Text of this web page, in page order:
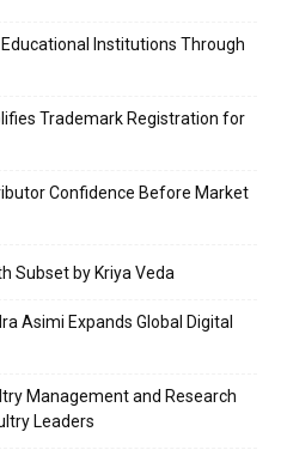
Institutions Through
Trademark Registration for
Confidence Before Market
Subset by Kriya Veda
Asimi Expands Global Digital
Management and Research
Leaders